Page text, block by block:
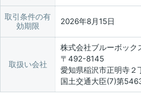
取引条件の有
効期限
2026年8月15日
取扱い会社
株式会社ブルーボック
〒492-8145
愛知県稲沢市正明寺２
国土交通大臣(7)第